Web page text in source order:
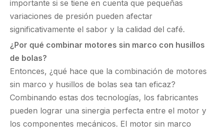
importante si se tiene en cuenta que pequeñas
variaciones de presión pueden afectar
significativamente el sabor y la calidad del café.
¿Por qué combinar motores sin marco con husillos
de bolas?
Entonces, ¿qué hace que la combinación de motores
sin marco y husillos de bolas sea tan eficaz?
Combinando estas dos tecnologías, los fabricantes
pueden lograr una sinergia perfecta entre el motor y
los componentes mecánicos. El motor sin marco